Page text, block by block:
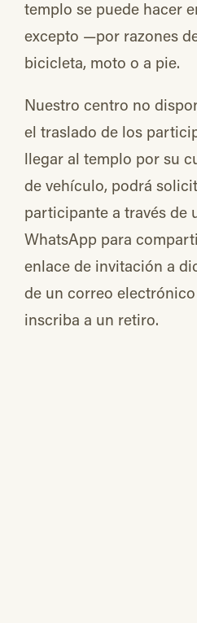
templo se puede hacer
excepto —por razones
bicicleta, moto o a pie.
Nuestro centro no
el traslado de los
llegar al templo por su
de vehículo, podrá
participante a través de
WhatsApp para
enlace de invitación a
de un correo
inscriba a un retiro.